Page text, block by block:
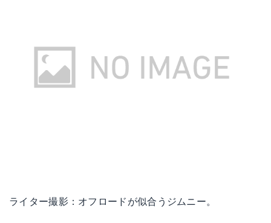
ライター撮影：オフロードが似合うジムニー。